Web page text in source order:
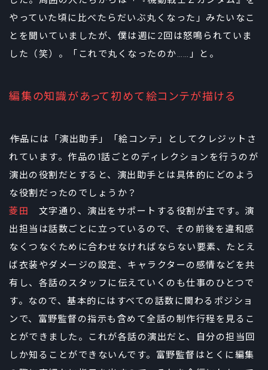
やっていた頃に比べたらだいぶ丸くなった」みたいなこ
とを聞いていましたが、僕は週に2回は怒鳴られていま
した（笑）。「これで丸くなったのか……」と。
編集の知識があって初めて絵コンテが描ける
――作品には「演出助手」「絵コンテ」としてクレジットさ
れています。作品の1話ごとのディレクションを行うのが
演出の役割だとすると、演出助手とは具体的にどのよう
な役割だったのでしょうか？
菱田 文字通り、演出をサポートする役割が主です。演
出担当は話数ごとに立っているので、その前後を違和感
なくつなぐために合わせなければならない要素、たとえ
ば衣装やダメージの設定、キャラクターの感情などを共
有し、各話のスタッフに伝えていくのも仕事のひとつで
す。なので、基本的にはすべての話数に関わるポジショ
ンで、富野監督の指示も含めて全話の制作行程を見るこ
とができました。これが各話の演出だと、自分の担当回
しか知ることができないんです。富野監督はとくに編集